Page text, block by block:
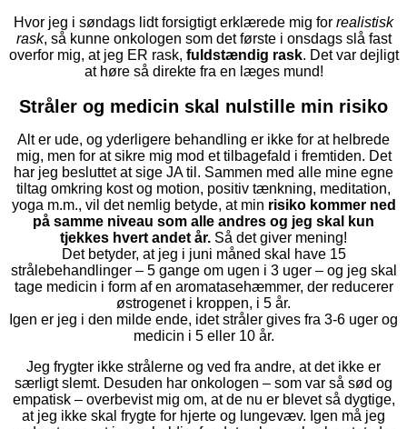
Hvor jeg i søndags lidt forsigtigt erklærede mig for realistisk
rask, så kunne onkologen som det første i onsdags slå fast
overfor mig, at jeg ER rask, fuldstændig rask. Det var dejligt
at høre så direkte fra en læges mund!
Stråler og medicin skal nulstille min risiko
Alt er ude, og yderligere behandling er ikke for at helbrede
mig, men for at sikre mig mod et tilbagefald i fremtiden. Det
har jeg besluttet at sige JA til. Sammen med alle mine egne
tiltag omkring kost og motion, positiv tænkning, meditation,
yoga m.m., vil det nemlig betyde, at min risiko kommer ned
på samme niveau som alle andres og jeg skal kun
tjekkes hvert andet år. Så det giver mening!
Det betyder, at jeg i juni måned skal have 15
strålebehandlinger – 5 gange om ugen i 3 uger – og jeg skal
tage medicin i form af en aromatasehæmmer, der reducerer
østrogenet i kroppen, i 5 år.
Igen er jeg i den milde ende, idet stråler gives fra 3-6 uger og
medicin i 5 eller 10 år.
Jeg frygter ikke strålerne og ved fra andre, at det ikke er
særligt slemt. Desuden har onkologen – som var så sød og
empatisk – overbevist mig om, at de nu er blevet så dygtige,
at jeg ikke skal frygte for hjerte og lungevæv. Igen må jeg